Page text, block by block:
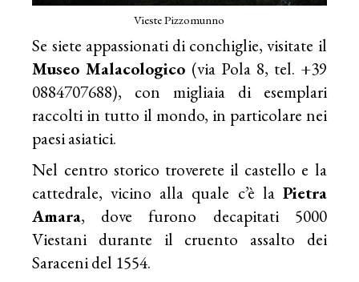
Vieste Pizzomunno
Se siete appassionati di conchiglie, visitate il
Museo Malacologico (via Pola 8, tel. +39
0884707688), con migliaia di esemplari
raccolti in tutto il mondo, in particolare nei
paesi asiatici.
Nel centro storico troverete il castello e la
cattedrale, vicino alla quale c’è la Pietra
Amara, dove furono decapitati 5000
Viestani durante il cruento assalto dei
Saraceni del 1554.